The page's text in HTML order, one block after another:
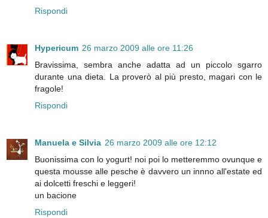
Rispondi
Hypericum 26 marzo 2009 alle ore 11:26
Bravissima, sembra anche adatta ad un piccolo sgarro
durante una dieta. La proverò al più presto, magari con le
fragole!
Rispondi
Manuela e Silvia 26 marzo 2009 alle ore 12:12
Buonissima con lo yogurt! noi poi lo metteremmo ovunque e
questa mousse alle pesche è davvero un innno all'estate ed
ai dolcetti freschi e leggeri!
un bacione
Rispondi